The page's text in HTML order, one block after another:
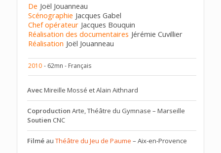
De Joël Jouanneau
Scénographie Jacques Gabel
Chef opérateur Jacques Bouquin
Réalisation des documentaires Jérémie Cuvillier
Réalisation Joël Jouanneau
2010 - 62mn - Français
AvecMireille Mossé et Alain Aithnard
Coproduction Arte, Théâtre du Gymnase – Marseille
Soutien CNC
Filméau Théâtre du Jeu de Paume – Aix-en-Provence